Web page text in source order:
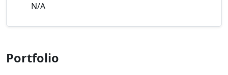
N/A
Portfolio